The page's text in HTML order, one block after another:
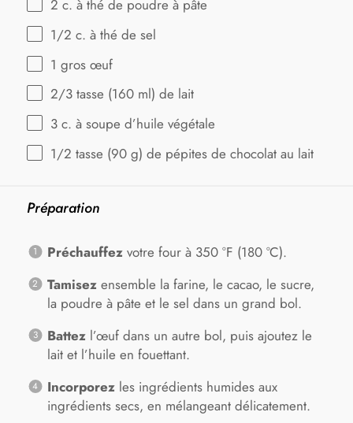
2 c. à thé de poudre à pâte
1/2 c. à thé de sel
1 gros œuf
2/3 tasse (160 ml) de lait
3 c. à soupe d’huile végétale
1/2 tasse (90 g) de pépites de chocolat au lait
Préparation
Préchauffezvotre four à 350 °F (180 °C).
Tamisezensemble la farine, le cacao, le sucre,
la poudre à pâte et le sel dans un grand bol.
Battezl’œuf dans un autre bol, puis ajoutez le
lait et l’huile en fouettant.
Incorporezles ingrédients humides aux
ingrédients secs, en mélangeant délicatement.